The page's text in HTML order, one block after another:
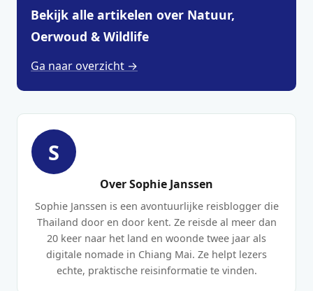
Bekijk alle artikelen over Natuur,
Oerwoud & Wildlife
Ga naar overzicht →
S
Over Sophie Janssen
Sophie Janssen is een avontuurlijke reisblogger die
Thailand door en door kent. Ze reisde al meer dan
20 keer naar het land en woonde twee jaar als
digitale nomade in Chiang Mai. Ze helpt lezers
echte, praktische reisinformatie te vinden.